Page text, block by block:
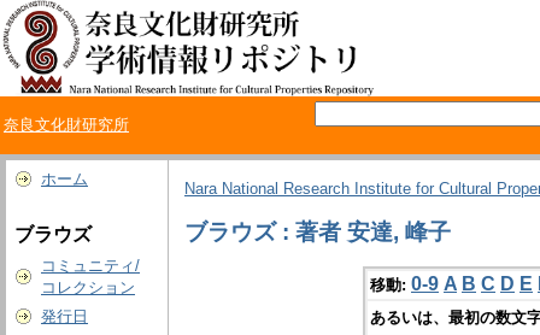
奈良文化財研究所
ホーム
ブラウズ
コミュニティ/
コレクション
発行日
Nara National Research Institute for Cultural
ブラウズ : 著者 安達, 峰子
移動: 0-9 A B C D E
あるいは、最初の数文